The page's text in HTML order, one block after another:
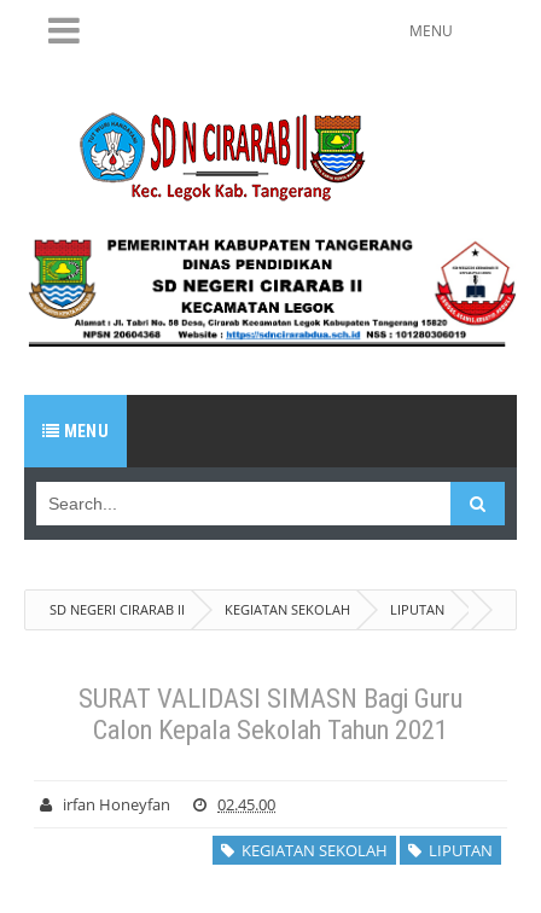
MENU
MENU
SD NEGERI CIRARAB II KEGIATAN SEKOLAH
LIPUTAN
SURAT VALIDASI SIMASN Bagi Guru Calon Kepala Sekolah Tahun 2021
SURAT VALIDASI SIMASN Bagi Guru
Calon Kepala Sekolah Tahun 2021
irfan Honeyfan 02.45.00
KEGIATAN SEKOLAH LIPUTAN